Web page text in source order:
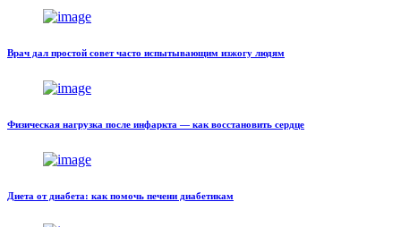
Врач дал простой совет часто испытывающим изжогу людям
Физическая нагрузка после инфаркта — как восстановить сердце
Диета от диабета: как помочь печени диабетикам